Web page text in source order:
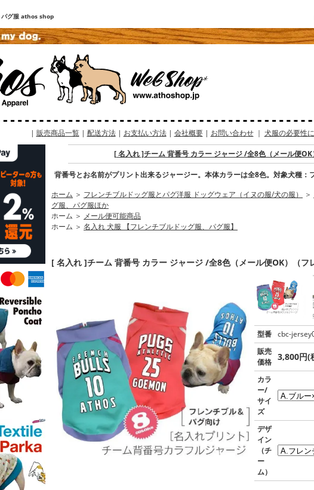
パグ服 athos shop
| 販売商品一覧| 配送方法| お支払い方法| 会社概要| お問い合わせ｜ 犬服の必要性
[ 名入れ ]チーム 背番号 カラー ジャージ /全8色（メール便OK
背番号とお名前がプリント出来るジャージー。本体カラーは全8色。対象犬種：
ホーム ＞ フレンチブルドッグ服とパグ洋服 ドッグウェア（イヌの服/犬の服） ＞
グ服、パグ服ほか
ホーム ＞ メール便可能商品
ホーム ＞ 名入れ 犬服 【フレンチブルドッグ服、パグ服】
[ 名入れ ]チーム 背番号 カラー ジャージ /全8色（メール便OK）（フ
型番 cbc-
販売
価格 3,800円(
カラ
ー/
サイ
ズ
デザ
イン
（チ
ー
ム）